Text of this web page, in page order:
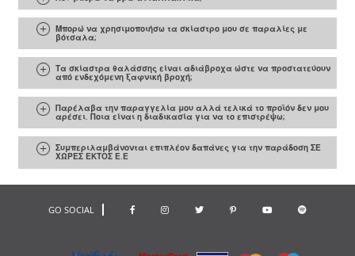
Μπορώ να χρησιμοποιήσω τα σκίαστρο μου σε παραλίες με
βότσαλα;
Τα σκίαστρα θαλάσσης είναι αδιάβροχα ώστε να προστατεύουν
από ενδεχόμενη ξαφνική βροχή;
Παρέλαβα την παραγγελία μου αλλά τελικά το προϊόν δεν μου
αρέσει. Ποια είναι η διαδικασία για να το επιστρέψω;
Συμπεριλαμβάνονται επιπλέον δαπάνες για την παράδοση ΣΕ
ΧΩΡΕΣ ΕΚΤΟΣ Ε.Ε
GO SOCIAL